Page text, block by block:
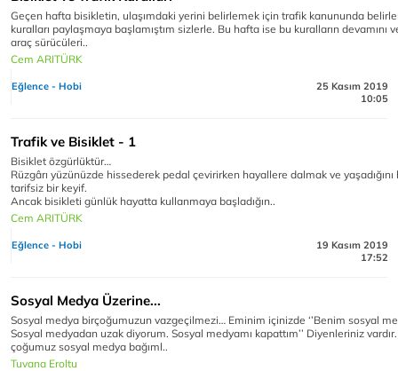
Geçen hafta bisikletin, ulaşımdaki yerini belirlemek için trafik kanununda
kuralları paylaşmaya başlamıştım sizlerle. Bu hafta ise bu kuralların devamını
araç sürücüleri..
Cem ARITÜRK
Eğlence - Hobi
25 Kasım 2019
10:05
Trafik ve Bisiklet - 1
Bisiklet özgürlüktür…
Rüzgârı yüzünüzde hissederek pedal çevirirken hayallere dalmak ve
tarifsiz bir keyif.
Ancak bisikleti günlük hayatta kullanmaya başladığın..
Cem ARITÜRK
Eğlence - Hobi
19 Kasım 2019
17:52
Sosyal Medya Üzerine...
Sosyal medya birçoğumuzun vazgeçilmezi… Eminim içinizde ‘’Benim sosyal
Sosyal medyadan uzak diyorum. Sosyal medyamı kapattım’’ Diyenleriniz
çoğumuz sosyal medya bağıml..
Tuvana Eroltu